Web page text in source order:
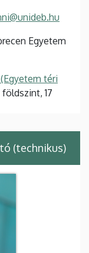
Egyetem
téri
földszint, 17
(technikus)